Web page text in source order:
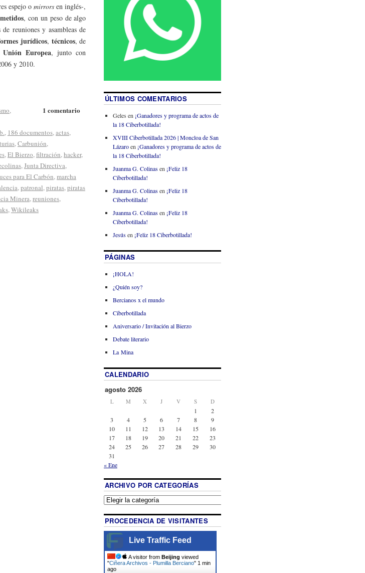
espejo omirrors en inglés-,
, con un peso de algo
reuniones y asambleas de
jurídicos, técnicos, de
Unión Europea, junto con
y 2010.
1 comentario
,
, 186 documentos,actas,
,Carbunión,
,El Bierzo,filtración,hacker,
,Junta Directiva,
para El Carbón,marcha
,patronal,piratas,piratas
Minera,reuniones,
,Wikileaks
ÚLTIMOS COMENTARIOS
Geles en ¡Ganadores y programa de actos de
la 18 Ciberbotillada!
XVIII Ciberbotillada 2026 | Moncloa de San
Lázaroen ¡Ganadores y programa de actos de
la 18 Ciberbotillada!
Juanma G. Colinasen ¡Feliz 18
Ciberbotillada!
Juanma G. Colinasen ¡Feliz 18
Ciberbotillada!
Juanma G. Colinasen ¡Feliz 18
Ciberbotillada!
Jesúsen ¡Feliz 18 Ciberbotillada!
PÁGINAS
¡HOLA!
¿Quién soy?
Bercianos x el mundo
Ciberbotillada
Aniversario / Invitación al Bierzo
Debate literario
La Mina
CALENDARIO
agosto 2026
L M X J V S D
1
2
3
4 5 6 7 8
9
10
11 12 13 14 15
16
17
18 19 20 21 22
23
24
25 26 27 28 29
30
31
« Ene
ARCHIVO POR CATEGORÍAS
PROCEDENCIA DE VISITANTES
Live Traffic Feed
A visitor from Beijing viewed
"Ciñera Archivos - Plumilla Berciano" 1 min
ago